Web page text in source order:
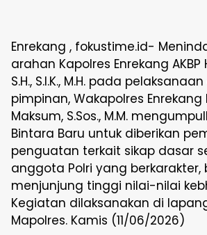
Enrekang , fokustime.id-
arahan Kapolres Enrekang
S.H., S.I.K., M.H. pada
pimpinan, Wakapolres Enrekang
Maksum, S.Sos., M.M.
Bintara Baru untuk diberikan
penguatan terkait sikap dasar
anggota Polri yang berkarakter,
menjunjung tinggi nilai-nilai
Kegiatan dilaksanakan di
Mapolres. Kamis (11/06/2026)